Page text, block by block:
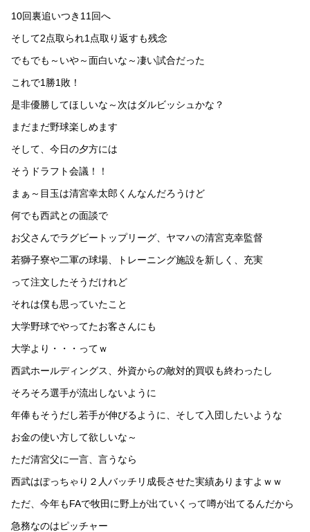
10回裏追いつき11回へ
そして2点取られ1点取り返すも残念
でもでも～いや～面白いな～凄い試合だった
これで1勝1敗！
是非優勝してほしいな～次はダルビッシュかな？
まだまだ野球楽しめます
そして、今日の夕方には
そうドラフト会議！！
まぁ～目玉は清宮幸太郎くんなんだろうけど
何でも西武との面談で
お父さんでラグビートップリーグ、ヤマハの清宮克幸監督
若獅子寮や二軍の球場、トレーニング施設を新しく、充実
って注文したそうだけれど
それは僕も思っていたこと
大学野球でやってたお客さんにも
大学より・・・ってｗ
西武ホールディングス、外資からの敵対的買収も終わったし
そろそろ選手が流出しないように
年俸もそうだし若手が伸びるように、そして入団したいような
お金の使い方して欲しいな～
ただ清宮父に一言、言うなら
西武はぽっちゃり２人バッチリ成長させた実績ありますよｗｗ
ただ、今年もFAで牧田に野上が出ていくって噂が出てるんだから
急務なのはピッチャー